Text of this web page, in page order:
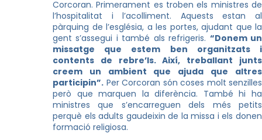
Corcoran. Primerament es troben els ministres de
l’hospitalitat i l’acolliment. Aquests estan al
pàrquing de l’església, a les portes, ajudant que la
gent s’assegui i també als refrigeris. “Donem un
missatge que estem ben organitzats i
contents de rebre’ls. Així, treballant junts
creem un ambient que ajuda que altres
participin”. Per Corcoran són coses molt senzilles
però que marquen la diferència. També hi ha
ministres que s’encarreguen dels més petits
perquè els adults gaudeixin de la missa i els donen
formació religiosa.